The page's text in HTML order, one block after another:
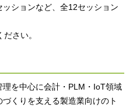
ションなど、全12セッション
さい。
を中心に会計・PLM・IoT領域
くりを支える製造業向けのト